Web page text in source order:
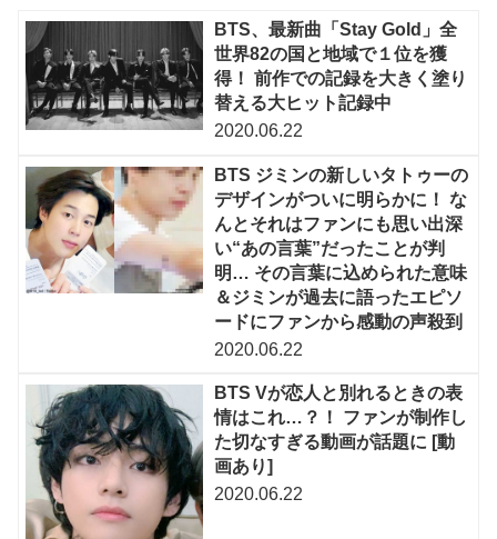
BTS、最新曲「Stay Gold」全
世界82の国と地域で１位を獲
得！ 前作での記録を大きく塗り
替える大ヒット記録中
2020.06.22
BTS ジミンの新しいタトゥーの
デザインがついに明らかに！ な
んとそれはファンにも思い出深
い“あの言葉”だったことが判
明… その言葉に込められた意味
＆ジミンが過去に語ったエピソ
ードにファンから感動の声殺到
2020.06.22
BTS Vが恋人と別れるときの表
情はこれ…？！ ファンが制作し
た切なすぎる動画が話題に [動
画あり]
2020.06.22